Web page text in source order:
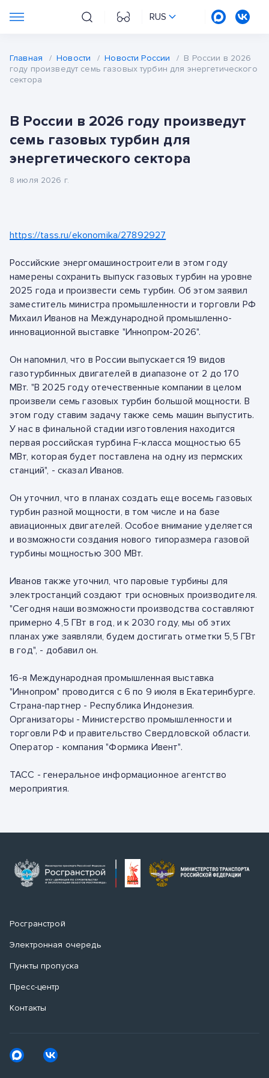
RUS
Главная / Новости / Новости России / В России в 2026
году произведут семь газовых турбин для энергетического
сектора
В России в 2026 году произведут
семь газовых турбин для
энергетического сектора
8 июля 2026 г.
https://tass.ru/ekonomika/27892927
Российские энергомашиностроители в этом году
намерены сохранить выпуск газовых турбин на уровне
2025 года и произвести семь турбин. Об этом заявил
заместитель министра промышленности и торговли РФ
Михаил Иванов на Международной промышленно-
инновационной выставке "Иннопром-2026".
Он напомнил, что в России выпускается 19 видов
газотурбинных двигателей в диапазоне от 2 до 170
МВт. "В 2025 году отечественные компании в целом
произвели семь газовых турбин большой мощности. В
этом году ставим задачу также семь машин выпустить.
У нас в финальной стадии изготовления находится
первая российская турбина F-класса мощностью 65
МВт, которая будет поставлена на одну из пермских
станций", - сказал Иванов.
Он уточнил, что в планах создать еще восемь газовых
турбин разной мощности, в том числе и на базе
авиационных двигателей. Особое внимание уделяется
и возможности создания нового типоразмера газовой
турбины мощностью 300 МВт.
Иванов также уточнил, что паровые турбины для
электростанций создают три основных производителя.
"Сегодня наши возможности производства составляют
примерно 4,5 ГВт в год, и к 2030 году, мы об этих
планах уже заявляли, будем достигать отметки 5,5 ГВт
в год", - добавил он.
16-я Международная промышленная выставка
"Иннопром" проводится с 6 по 9 июля в Екатеринбурге.
Страна-партнер - Республика Индонезия.
Организаторы - Министерство промышленности и
торговли РФ и правительство Свердловской области.
Оператор - компания "Формика Ивент".
ТАСС - генеральное информационное агентство
мероприятия.
Росгранстрой
Электронная очередь
Пункты пропуска
Пресс-центр
Контакты